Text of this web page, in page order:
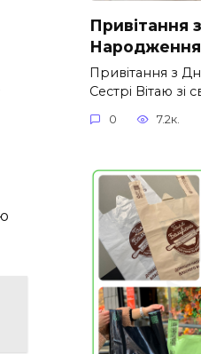
Привітання
Народження
Привітання з
Сестрі Вітаю зі
0 7.2к.